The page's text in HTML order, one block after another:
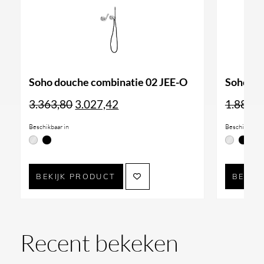
Soho douche combinatie 02 JEE-O
3.363,80Oorspronkelijke
3.363,80.
3.027,42
3.027,42.
Beschikbaar in
BEKIJK PRODUCT
Soho
Beschikbaar
Recent bekeken